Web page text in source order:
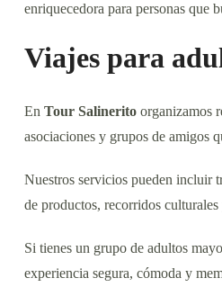
enriquecedora para personas que
Viajes para
En Tour Salinerito organizamos
asociaciones y grupos de amigos
Nuestros servicios pueden incluir
de productos, recorridos
Si tienes un grupo de adultos
experiencia segura, cómoda y